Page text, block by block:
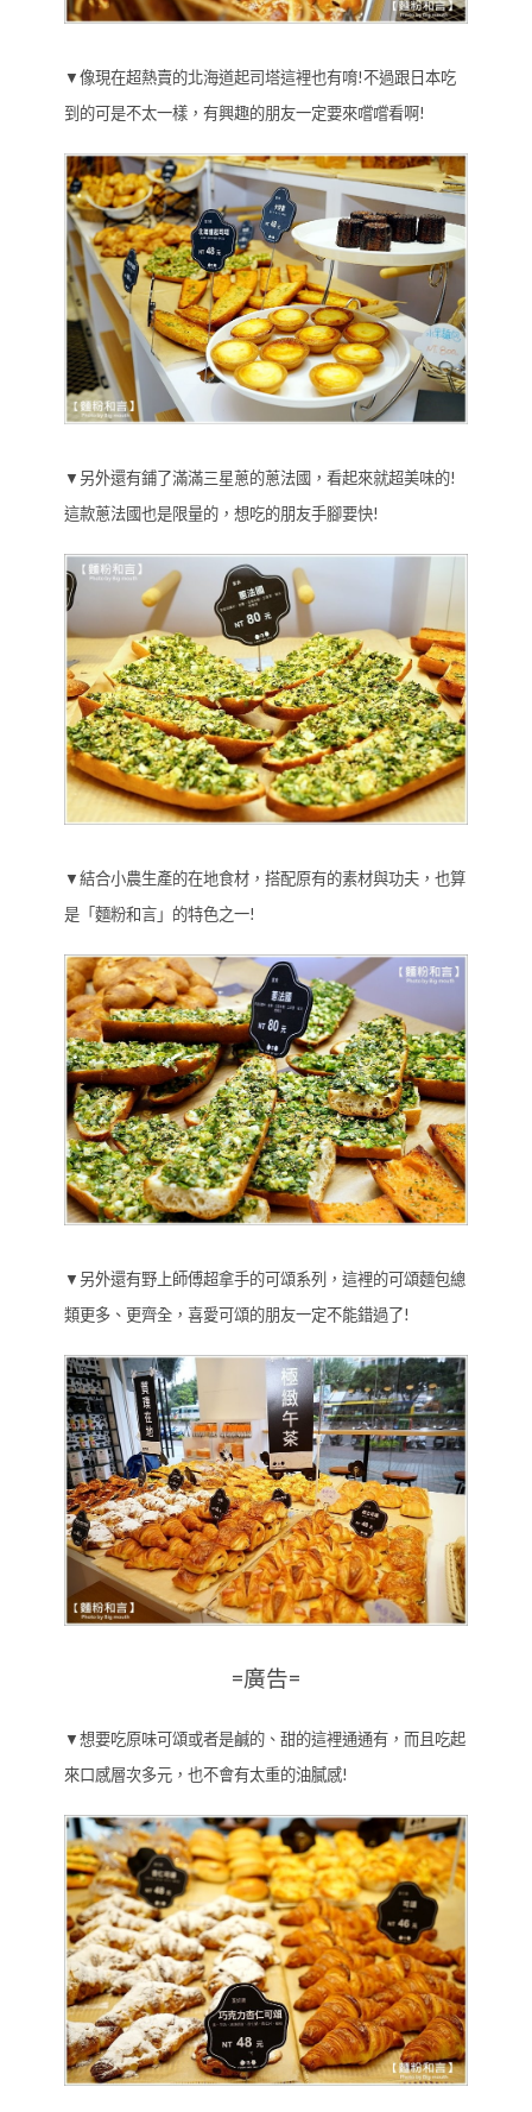
▼像現在超熱賣的北海道起司塔這裡也有唷!不過跟日本吃
到的可是不太一樣，有興趣的朋友一定要來嚐嚐看啊!
▼另外還有鋪了滿滿三星蔥的蔥法國，看起來就超美味的!
這款蔥法國也是限量的，想吃的朋友手腳要快!
▼結合小農生產的在地食材，搭配原有的素材與功夫，也算
是「麵粉和言」的特色之一!
▼另外還有野上師傅超拿手的可頌系列，這裡的可頌麵包總
類更多、更齊全，喜愛可頌的朋友一定不能錯過了!
=廣告=
▼想要吃原味可頌或者是鹹的、甜的這裡通通有，而且吃起
來口感層次多元，也不會有太重的油膩感!